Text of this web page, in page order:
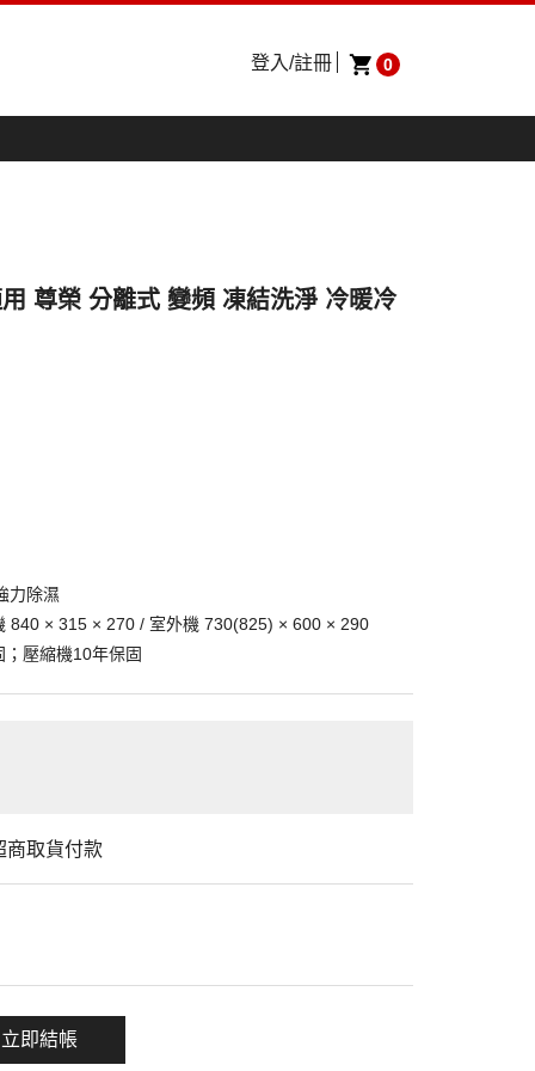
0
登入/註冊
尊榮 分離式 變頻 凍結洗淨 冷暖冷
力除濕
840 × 315 × 270 / 室外機 730(825) × 600 × 290
壓縮機10年保固
商取貨付款
立即結帳